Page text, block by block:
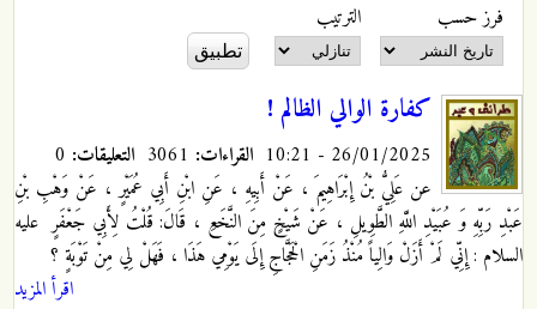
‏فرز حسب ‏
‏الترتيب ‏
كفارة الوالي الظالم !
26/01/2025 - 10:21 القراءات: التعليقات:
عن عَلِيُّ بْنُ إِبْرَاهِيمَ ، عَنْ أَبِيهِ ، عَنِ ابْنِ أَبِي عُمَيْرٍ ، عَنْ وَهْبِ بْنِ
عَبْدِ رَبِّهِ وَ عُبَيْدِ اللَّهِ الطَّوِيلِ ، عَنْ شَيْخٍ مِنَ النَّخَعِ ، قَالَ: قُلْتُ لِأَبِي جَعْفَرٍ عليه
السلام : إِنِّي لَمْ أَزَلْ وَالِياً مُنْذُ زَمَنِ الْحَجَّاجِ إِلَى يَوْمِي هَذَا ، فَهَلْ لِي مِنْ تَوْبَةٍ ؟
اقرأ المزيد